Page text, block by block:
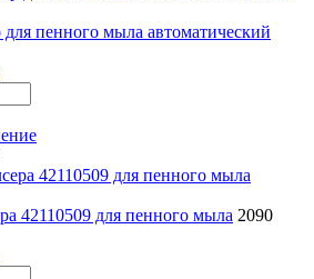
пенного мыла автоматический
42110509 для пенного мыла 2090